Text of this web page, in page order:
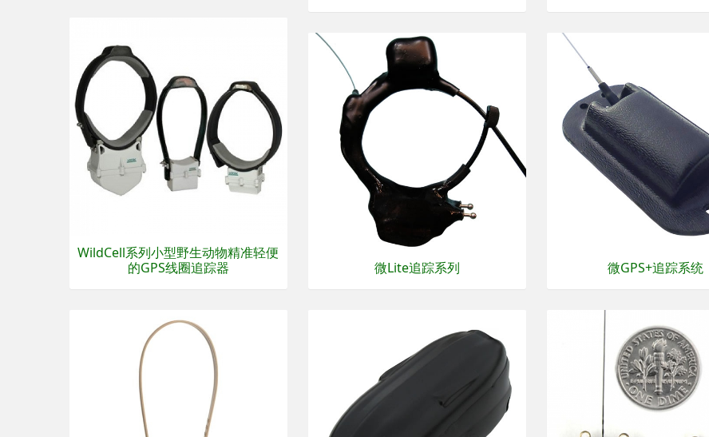
WildCell系列小型野生动物精准轻便
的GPS线圈追踪器
微Lite追踪系列 微GPS+追踪系统